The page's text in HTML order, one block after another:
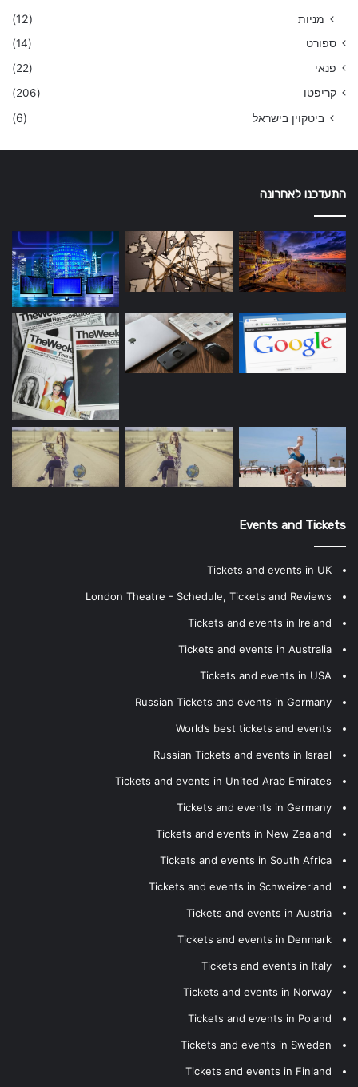
מניות (12)
ספורט
(14)
פנאי
(22)
קריפטו
(206)
ביטקוין בישראל (6)
התעדכנו לאחרונה
Events and Tickets
Tickets and events in UK
London Theatre - Schedule, Tickets and Reviews
Tickets and events in Ireland
Tickets and events in Australia
Tickets and events in USA
Russian Tickets and events in Germany
World’s best tickets and events
Russian Tickets and events in Israel
Tickets and events in United Arab Emirates
Tickets and events in Germany
Tickets and events in New Zealand
Tickets and events in South Africa
Tickets and events in Schweizerland
Tickets and events in Austria
Tickets and events in Denmark
Tickets and events in Italy
Tickets and events in Norway
Tickets and events in Poland
Tickets and events in Sweden
Tickets and events in Finland